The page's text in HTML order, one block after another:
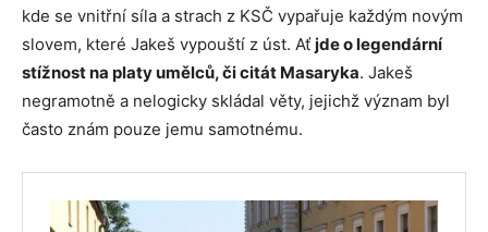
kde se vnitřní síla a strach z KSČ vypařuje každým novým
slovem, které Jakeš vypouští z úst. Ať jde o legendární
stížnost na platy umělců, či citát Masaryka. Jakeš
negramotně a nelogicky skládal věty, jejichž význam byl
často znám pouze jemu samotnému.